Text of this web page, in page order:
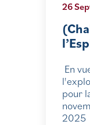
26
En
pour
2025